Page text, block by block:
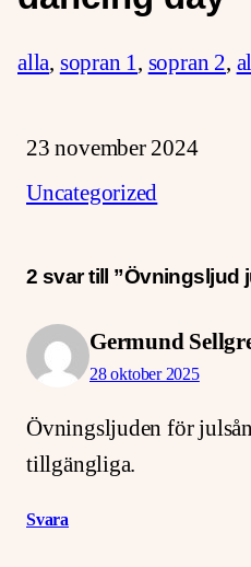
alla, sopran 1, sopran 2,
23 november 2024
Uncategorized
2 svar till ”Övningsljud
Germund
28 oktober 2025
Övningsljuden för
tillgängliga.
Svara